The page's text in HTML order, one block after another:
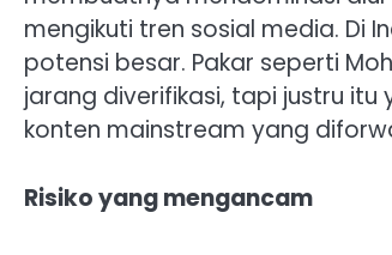
mengikuti tren sosial media. Di
potensi besar. Pakar seperti
jarang diverifikasi, tapi justru
konten mainstream yang
Risiko yang mengancam